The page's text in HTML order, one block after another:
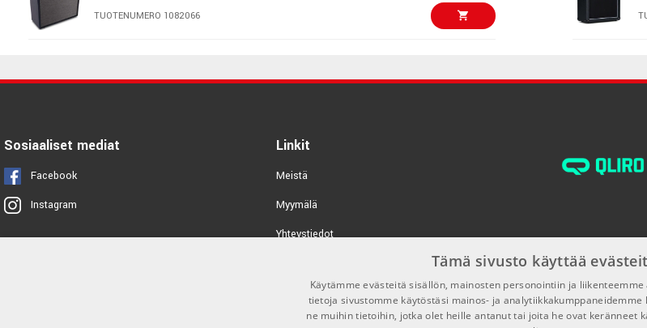
TUOTENUMERO 1082066
€1112,00/kpl
Sosiaaliset mediat
Facebook
Instagram
Linkit
Meistä
Myymälä
Yhteystiedot
Toimitusehdot
Tämä sivusto käyttää
Käytämme evästeitä sisällön, mainosten personointiin ja liikenteemme
tietoja sivustomme käytöstäsi mainos- ja analytiikkakumppaneidemme
ne muihin tietoihin, jotka olet heille antanut tai joita he ovat keränneet